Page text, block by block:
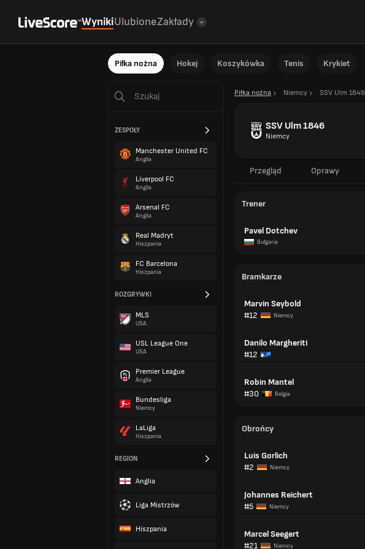
WynikiUlubioneZakłady
Piłka nożna Hokej Koszykówka Tenis Krykiet
ZESPOŁY
Manchester United FC
Anglia
Liverpool FC
Anglia
Arsenal FC
Anglia
Real Madryt
Hiszpania
FC Barcelona
Hiszpania
ROZGRYWKI
MLS
USA
USL League One
USA
Premier League
Anglia
Bundesliga
Niemcy
LaLiga
Hiszpania
REGION
Anglia
Liga Mistrzów
Hiszpania
Piłka nożna Niemcy SSV Ulm 1846
SSV Ulm 1846
Niemcy
Przegląd Oprawy
Trener
Pavel Dotchev
Bułgaria
Bramkarze
Marvin Seybold
#12
Niemcy
Danilo Margheriti
#12
Robin Mantel
#30
Belgia
Obrońcy
Luis Gorlich
#2
Niemcy
Johannes Reichert
#5
Niemcy
Marcel Seegert
#21
Niemcy